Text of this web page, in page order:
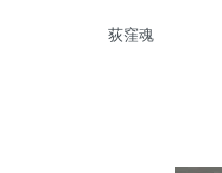
荻窪魂